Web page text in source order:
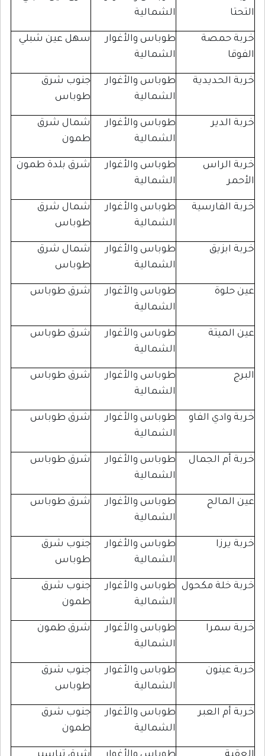
الشمالية
طوباس والأغوار
الشمالية
سهل عين شبلي
طوباس والأغوار
الشمالية
جنوب شرق
طوباس والأغوار
الشمالية
شمال شرق
طوباس والأغوار
الشمالية
شرق بلدة طمون
طوباس والأغوار
الشمالية
شمال شرق
طوباس والأغوار
الشمالية
شمال شرق
طوباس والأغوار
الشمالية
شرق طوباس
طوباس والأغوار
الشمالية
شرق طوباس
طوباس والأغوار
الشمالية
شرق طوباس
الفاو
طوباس والأغوار
الشمالية
شرق طوباس
الجمال
طوباس والأغوار
الشمالية
شرق طوباس
طوباس والأغوار
الشمالية
شرق طوباس
طوباس والأغوار
الشمالية
جنوب شرق
مكحول
طوباس والأغوار
الشمالية
جنوب شرق
طوباس والأغوار
الشمالية
شرق طمون
طوباس والأغوار
الشمالية
جنوب شرق
العبر
طوباس والأغوار
الشمالية
جنوب شرق